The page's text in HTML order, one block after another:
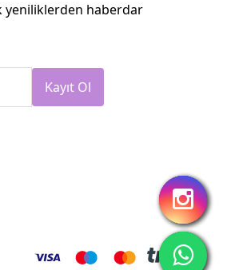
yeniliklerden haberdar
Kayıt Ol